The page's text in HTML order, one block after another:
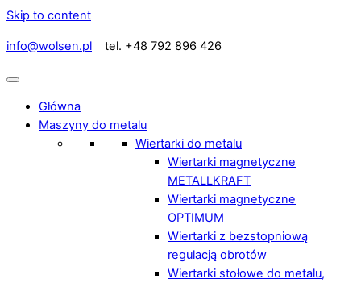
Skip to content
info@wolsen.pl tel. +48 792 896 426
Główna
Maszyny do metalu
Wiertarki do metalu
Wiertarki magnetyczne
METALLKRAFT
Wiertarki magnetyczne
OPTIMUM
Wiertarki z bezstopniową
regulacją obrotów
Wiertarki stołowe do metalu,